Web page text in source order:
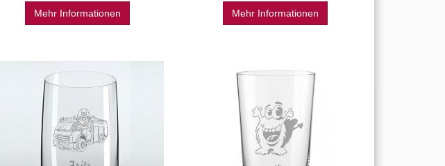
Mehr Informationen Mehr Informationen